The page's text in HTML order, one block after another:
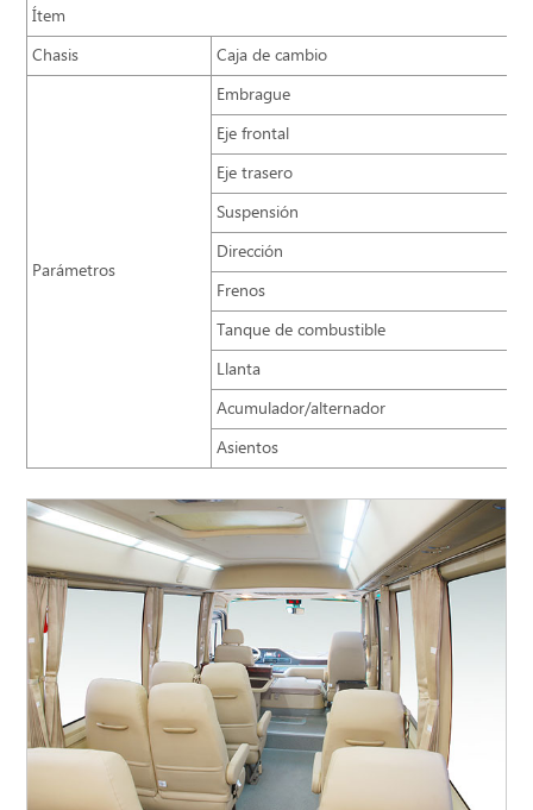
Ítem
Chasis
Caja de cambio
Parámetros
Embrague
Eje frontal
Eje trasero
Suspensión
Dirección
Frenos
Tanque de combustible
Llanta
Acumulador/alternador
Asientos